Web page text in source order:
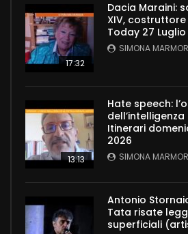
17:32
Dacia Maraini:
XIV,
Today 27
SIMONA
13:13
Hate speech:
Itinerari
2026
SIMONA
Antonio
Tata risate
superficiali